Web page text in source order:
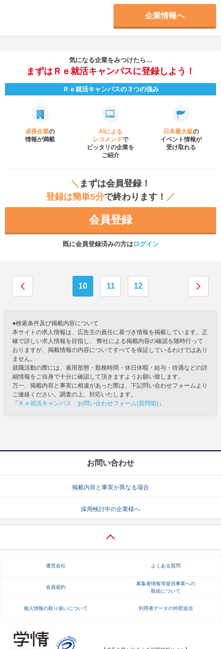
企業情報へ
気になる企業をみつけたら…
まずはＲｅ就活キャンパスに登録しよう！
Ｒｅ就活キャンパスの３つの強み
成長企業の
情報が満載
AIによる
レコメンドで
ピッタリの企業を
ご紹介
日本最大級の
イベント情報が
受け取れる
＼ まずは会員登録！
登録は簡単5分で終わります！ ／
会員登録
既に会員登録済みの方はログイン
10 11 12
●検索条件及び掲載内容について
本サイトの求人情報は、広告主の責任に基づき情報を掲載しています。正
確で詳しい求人情報を目指し、 弊社による掲載内容の確認を随時行って
おりますが、掲載情報の内容についてすべてを保証しているわけではあり
ません。
就職活動の際には、雇用形態・勤務時間・休日休暇・給与・待遇などの詳
細情報をご自身で十分に確認して頂きますようお願い致します。
万一、掲載内容と事実に相違があった際は、下記問い合わせフォームより
ご連絡ください。調査の上、対応いたします。
「 Ｒｅ就活キャンパス お問い合わせフォーム(質問箱) 」
お問い合わせ
掲載内容と事実が異なる場合
採用検討中の企業様へ
運営会社 よくある質問
会員規約
募集者情報等提供事業への
取組について
個人情報の取り扱いについて 利用者データの外部送信